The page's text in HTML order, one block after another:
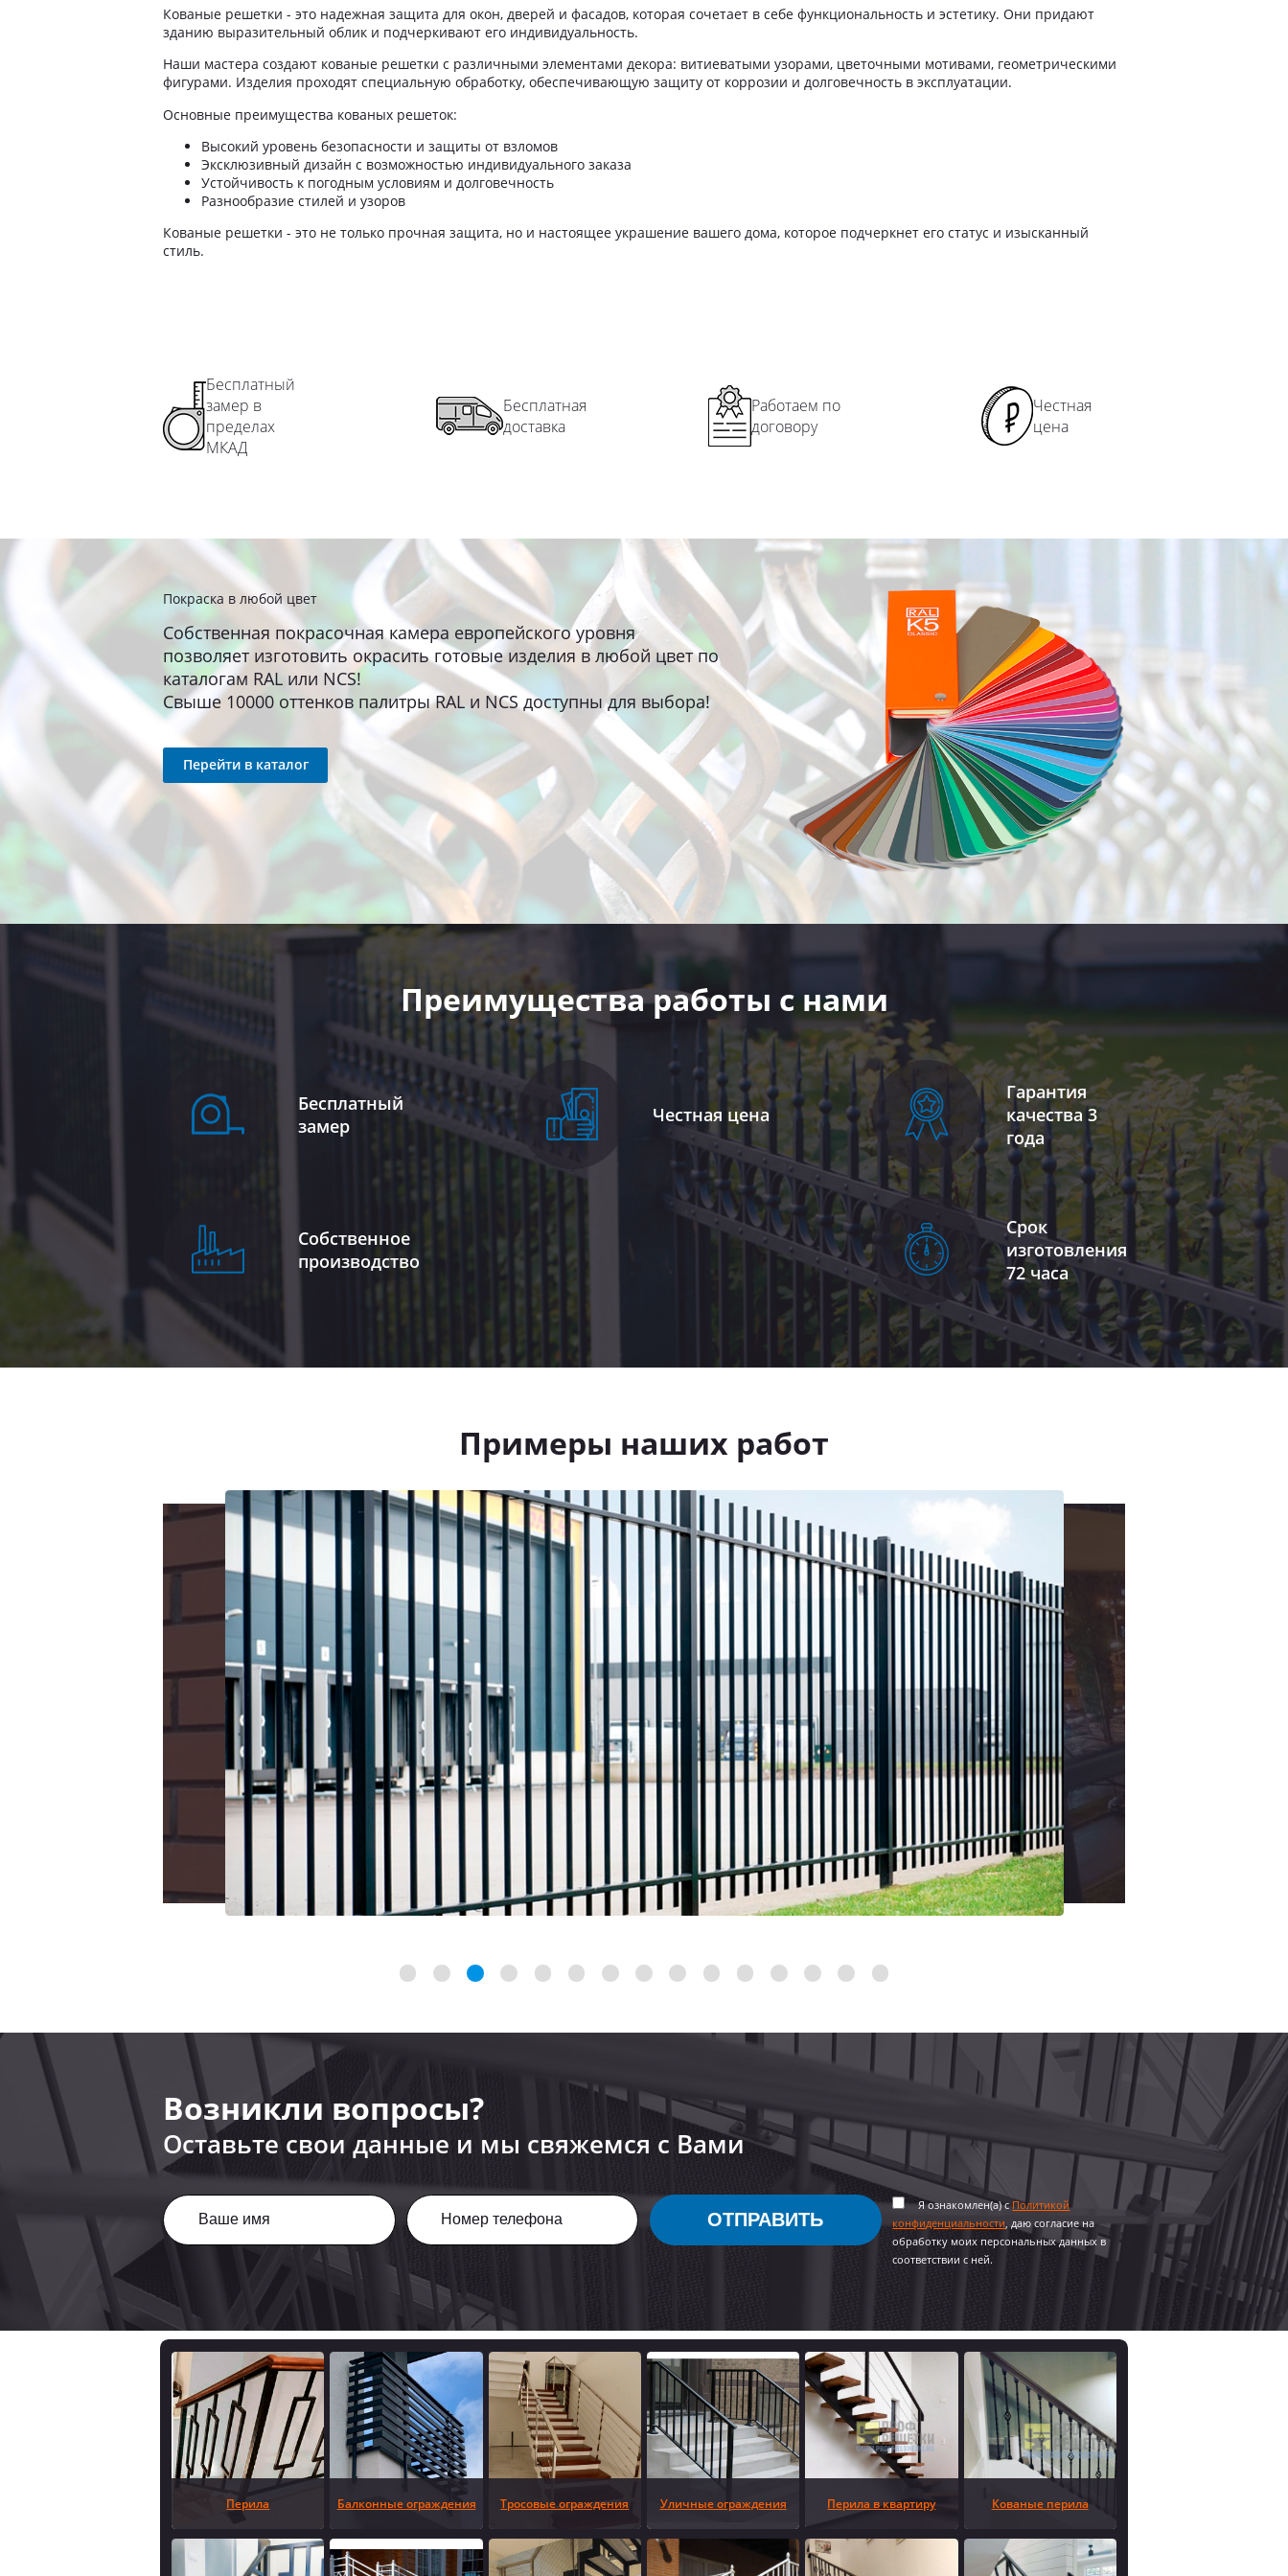
Ограждения лестничного марша
Перила для школы
Перила для детского сада
Перила для подъезда
Перила для террасы
Перила на забежные лестницы
Прямые перила
Сплошные перила
Перила с 2 ригелями
Кованые решетки - это надежная защита для окон, дверей и фасадов, которая сочетает в себе функциональность и эстетику. Они придают
зданию выразительный облик и подчеркивают его индивидуальность.
Наши мастера создают кованые решетки с различными элементами декора: витиеватыми узорами, цветочными мотивами, геометрическими
фигурами. Изделия проходят специальную обработку, обеспечивающую защиту от коррозии и долговечность в эксплуатации.
Основные преимущества кованых решеток:
Высокий уровень безопасности и защиты от взломов
Эксклюзивный дизайн с возможностью индивидуального заказа
Устойчивость к погодным условиям и долговечность
Разнообразие стилей и узоров
Кованые решетки - это не только прочная защита, но и настоящее украшение вашего дома, которое подчеркнет его статус и изысканный
стиль.
Бесплатный
замер в
пределах
МКАД
Бесплатная
доставка
Работаем по
договору
Честная
цена
Покраска в любой цвет
Собственная покрасочная камера европейского уровня
позволяет изготовить окрасить готовые изделия в любой цвет по
каталогам RAL или NCS!
Свыше 10000 оттенков палитры RAL и NCS доступны для выбора!
Перейти в каталог
Преимущества работы с нами
Бесплатный
замер
Честная цена
Гарантия
качества 3
года
Собственное
производство
Срок
изготовления
72 часа
Примеры наших работ
Возникли вопросы?
Оставьте свои данные и мы свяжемся с Вами
ОТПРАВИТЬ
Я ознакомлен(а) с Политикой
конфиденциальности , даю согласие на
обработку моих персональных данных в
соответствии с ней.
Перила Балконные ограждения Тросовые ограждения Уличные ограждения Перила в квартиру Кованые перила